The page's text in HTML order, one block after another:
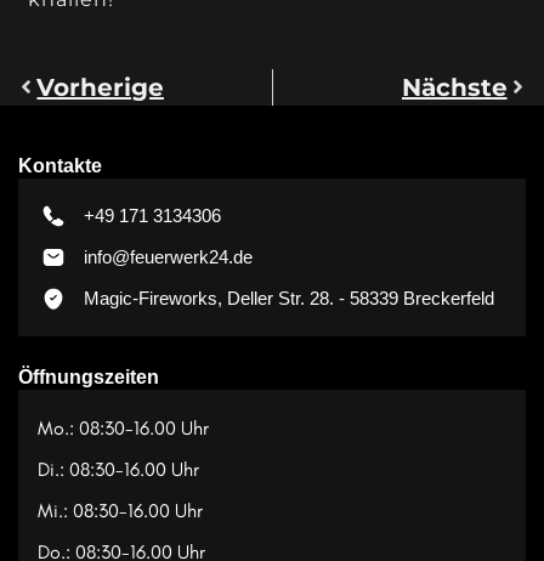
Vorherige Nächste
Kontakte
+49 171 3134306
info@feuerwerk24.de
Magic-Fireworks, Deller Str. 28. - 58339 Breckerfeld
Öffnungszeiten
Mo.: 08:30-16.00 Uhr
Di.: 08:30-16.00 Uhr
Mi.: 08:30-16.00 Uhr
Do.: 08:30-16.00 Uhr